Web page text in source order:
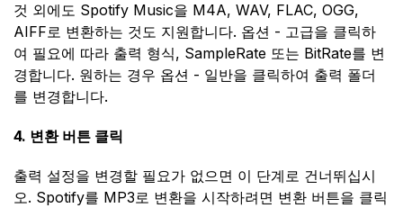
것 외에도 Spotify Music을 M4A, WAV, FLAC, OGG,
AIFF로 변환하는 것도 지원합니다. 옵션 - 고급을 클릭하
여 필요에 따라 출력 형식, SampleRate 또는 BitRate를 변
경합니다. 원하는 경우 옵션 - 일반을 클릭하여 출력 폴더
를 변경합니다.
4. 변환 버튼 클릭
출력 설정을 변경할 필요가 없으면 이 단계로 건너뛰십시
오. Spotify를 MP3로 변환을 시작하려면 변환 버튼을 클릭